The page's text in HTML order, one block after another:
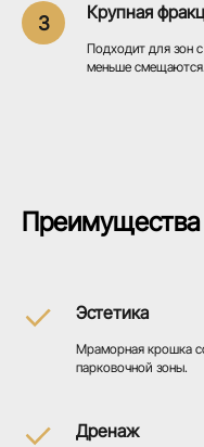
Крупная
Подходит для зон
меньше смещаются.
Эстетика
Мраморная крошка
парковочной зоны.
Дренаж